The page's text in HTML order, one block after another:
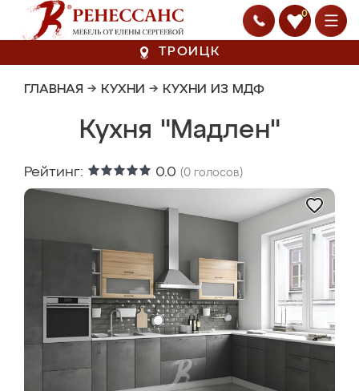
0
ТРОИЦК
ГЛАВНАЯ → КУХНИ → КУХНИ ИЗ МДФ
Кухня "Мадлен"
Рейтинг: 0.0 (0 голосов)